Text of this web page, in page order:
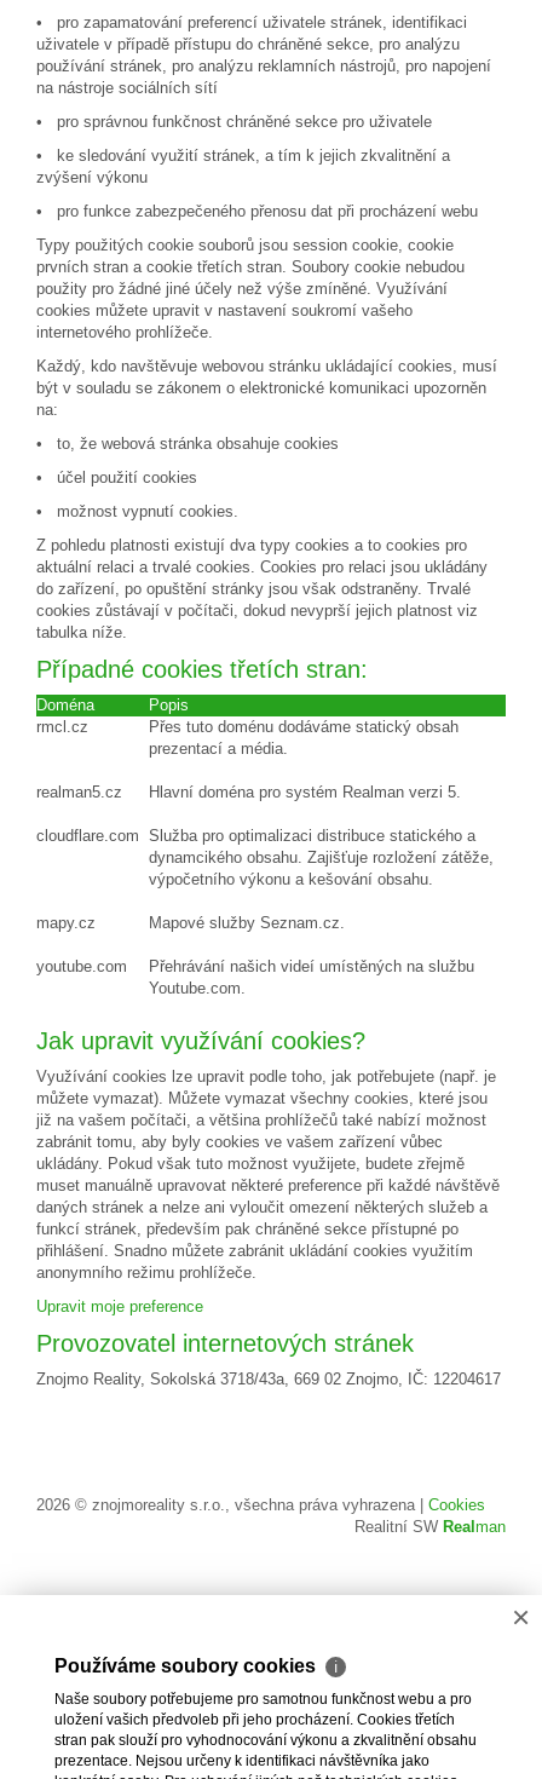
• pro zapamatování preferencí uživatele stránek, identifikaci
uživatele v případě přístupu do chráněné sekce, pro analýzu
používání stránek, pro analýzu reklamních nástrojů, pro napojení
na nástroje sociálních sítí
• pro správnou funkčnost chráněné sekce pro uživatele
• ke sledování využití stránek, a tím k jejich zkvalitnění a
zvýšení výkonu
• pro funkce zabezpečeného přenosu dat při procházení webu
Typy použitých cookie souborů jsou session cookie, cookie
prvních stran a cookie třetích stran. Soubory cookie nebudou
použity pro žádné jiné účely než výše zmíněné. Využívání
cookies můžete upravit v nastavení soukromí vašeho
internetového prohlížeče.
Každý, kdo navštěvuje webovou stránku ukládající cookies, musí
být v souladu se zákonem o elektronické komunikaci upozorněn
na:
• to, že webová stránka obsahuje cookies
• účel použití cookies
• možnost vypnutí cookies.
Z pohledu platnosti existují dva typy cookies a to cookies pro
aktuální relaci a trvalé cookies. Cookies pro relaci jsou ukládány
do zařízení, po opuštění stránky jsou však odstraněny. Trvalé
cookies zůstávají v počítači, dokud nevyprší jejich platnost viz
tabulka níže.
Případné cookies třetích stran:
Doména
Popis
rmcl.cz
Přes tuto doménu dodáváme statický obsah
prezentací a média.
realman5.cz Hlavní doména pro systém Realman verzi 5.
cloudflare.com Služba pro optimalizaci distribuce statického a
dynamcikého obsahu. Zajišťuje rozložení zátěže,
výpočetního výkonu a kešování obsahu.
mapy.cz Mapové služby Seznam.cz.
youtube.com
Přehrávání našich videí umístěných na službu
Youtube.com.
Jak upravit využívání cookies?
Využívání cookies lze upravit podle toho, jak potřebujete (např. je
můžete vymazat). Můžete vymazat všechny cookies, které jsou
již na vašem počítači, a většina prohlížečů také nabízí možnost
zabránit tomu, aby byly cookies ve vašem zařízení vůbec
ukládány. Pokud však tuto možnost využijete, budete zřejmě
muset manuálně upravovat některé preference při každé návštěvě
daných stránek a nelze ani vyloučit omezení některých služeb a
funkcí stránek, především pak chráněné sekce přístupné po
přihlášení. Snadno můžete zabránit ukládání cookies využitím
anonymního režimu prohlížeče.
Upravit moje preference
Provozovatel internetových stránek
Znojmo Reality, Sokolská 3718/43a, 669 02 Znojmo, IČ: 12204617
2026 © znojmoreality s.r.o., všechna práva vyhrazena | Cookies
Realitní SW Real man
×
Používáme soubory cookies ℹ
Naše soubory potřebujeme pro samotnou funkčnost webu a pro
uložení vašich předvoleb při jeho procházení. Cookies třetích
stran pak slouží pro vyhodnocování výkonu a zkvalitnění obsahu
prezentace. Nejsou určeny k identifikaci návštěvníka jako